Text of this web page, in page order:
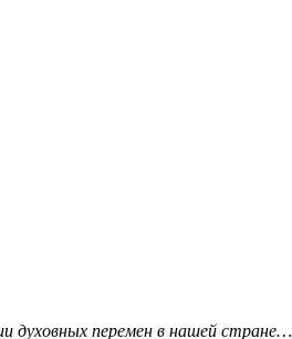
духовных перемен в нашей стране…